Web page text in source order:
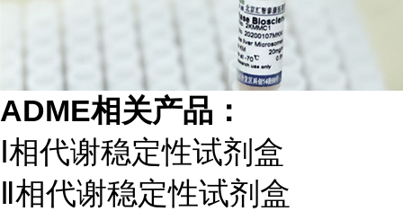
ADME相关产品：
Ⅰ相代谢稳定性试剂盒
Ⅱ相代谢稳定性试剂盒